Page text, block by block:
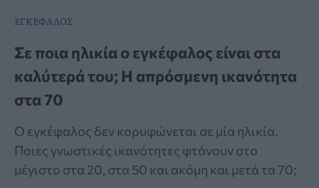
ΕΓΚΕΦΑΛΟΣ
Σε ποια ηλικία ο εγκέφαλος είναι στα
καλύτερά του; Η απρόσμενη ικανότητα
στα 70
Ο εγκέφαλος δεν κορυφώνεται σε μία ηλικία.
Ποιες γνωστικές ικανότητες φτάνουν στο
μέγιστο στα 20, στα 50 και ακόμη και μετά τα 70;